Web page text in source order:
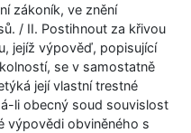
zákoník, ve znění
/ II. Postihnout za křivou
jejíž výpověď, popisující
se v samostatně
její vlastní trestné
li obecný soud souvislost
výpovědi obviněného s